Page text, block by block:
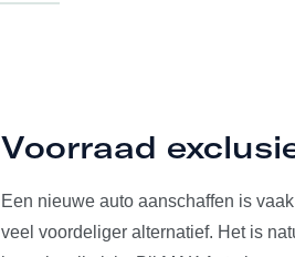
Voorraad
Een nieuwe auto aanschaffen is
veel voordeliger alternatief. Het is